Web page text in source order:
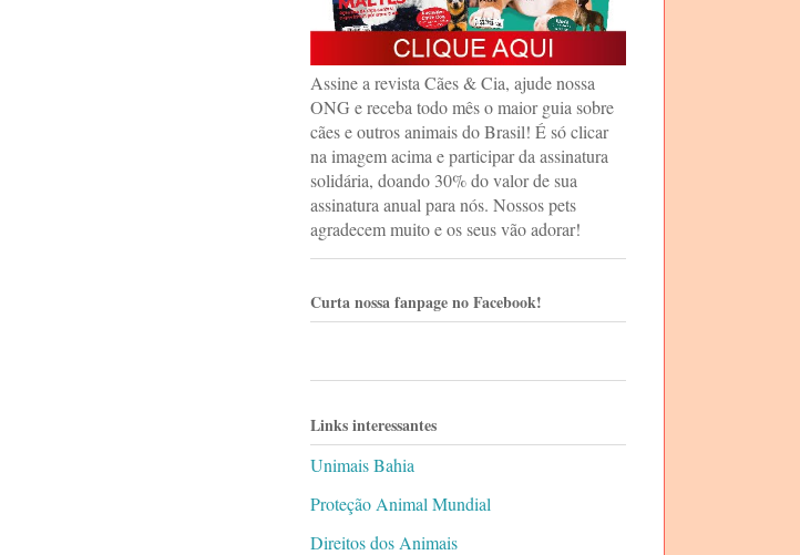
Assine a revista Cães & Cia, ajude nossa
ONG e receba todo mês o maior guia sobre
cães e outros animais do Brasil! É só clicar
na imagem acima e participar da assinatura
solidária, doando 30% do valor de sua
assinatura anual para nós. Nossos pets
agradecem muito e os seus vão adorar!
Curta nossa fanpage no Facebook!
Links interessantes
Unimais Bahia
Proteção Animal Mundial
Direitos dos Animais